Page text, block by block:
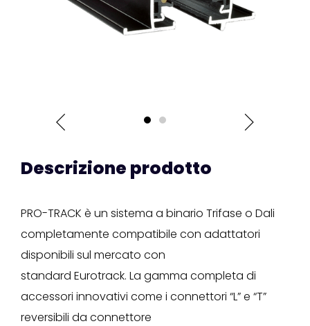
Descrizione prodotto
PRO-TRACK è un sistema a binario Trifase o Dali
completamente compatibile con adattatori
disponibili sul mercato con
standard Eurotrack. La gamma completa di
accessori innovativi come i connettori “L” e “T”
reversibili da connettore